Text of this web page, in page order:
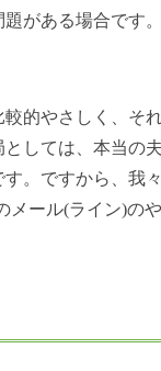
がある場合です。
的やさしく、そ
しては、本当の
す。ですから、我
メール(ライン)の